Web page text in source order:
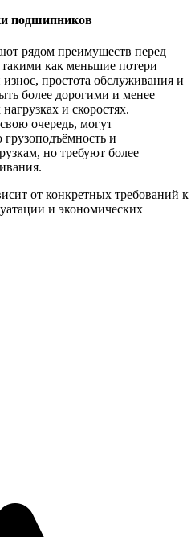
подшипников
рядом преимуществ перед
как меньшие потери
простота обслуживания и
более дорогими и менее
и скоростях.
очередь, могут
и
но требуют более
от конкретных требований к
и экономических